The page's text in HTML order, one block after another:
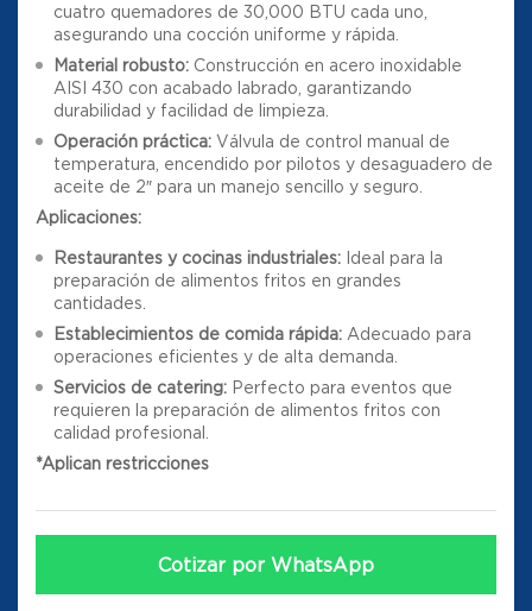
cuatro quemadores de 30,000 BTU cada uno,
asegurando una cocción uniforme y rápida.
Material robusto: Construcción en acero inoxidable
AISI 430 con acabado labrado, garantizando
durabilidad y facilidad de limpieza.
Operación práctica: Válvula de control manual de
temperatura, encendido por pilotos y desaguadero de
aceite de 2″ para un manejo sencillo y seguro.
Aplicaciones:
Restaurantes y cocinas industriales: Ideal para la
preparación de alimentos fritos en grandes
cantidades.
Establecimientos de comida rápida: Adecuado para
operaciones eficientes y de alta demanda.
Servicios de catering: Perfecto para eventos que
requieren la preparación de alimentos fritos con
calidad profesional.
*Aplican restricciones
Cotizar por WhatsApp